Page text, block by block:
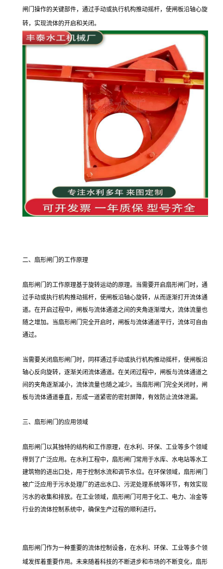
闸门操作的关键部件，通过手动或执行机构推动摇杆，使闸板沿轴心旋
转，实现流体的开启和关闭。
二、扇形闸门的工作原理
扇形闸门的工作原理基于旋转运动的原理。当需要开启扇形闸门时，通
过手动或执行机构推动摇杆，使闸板沿轴心旋转，从而逐渐打开流体通
道。在开启过程中，闸板与流体通道之间的夹角逐渐增大，流体流量也
随之增加。当扇形闸门完全开启时，闸板与流体通道平行，流体可自由
通过。
当需要关闭扇形闸门时，同样通过手动或执行机构推动摇杆，使闸板沿
轴心反向旋转，逐渐关闭流体通道。在关闭过程中，闸板与流体通道之
间的夹角逐渐减小，流体流量也随之减少。当扇形闸门完全关闭时，闸
板与流体通道垂直，形成一道紧密的密封屏障，有效防止流体泄漏。
三、扇形闸门的应用领域
扇形闸门以其独特的结构和工作原理，在水利、环保、工业等多个领域
得到了广泛应用。在水利工程中，扇形闸门常用于水库、水电站等水工
建筑物的进出口处，用于控制水流和调节水位。在环保领域，扇形闸门
被广泛应用于污水处理厂的进出水口、污泥处理系统等环节，有效实现
污水的收集和排放。在工业领域，扇形闸门可用于化工、电力、冶金等
行业的流体控制系统中，确保生产过程的顺利进行。
扇形闸门作为一种重要的流体控制设备，在水利、环保、工业等多个领
域发挥着重要作用。未来随着科技的不断进步和市场的不断变化，扇形